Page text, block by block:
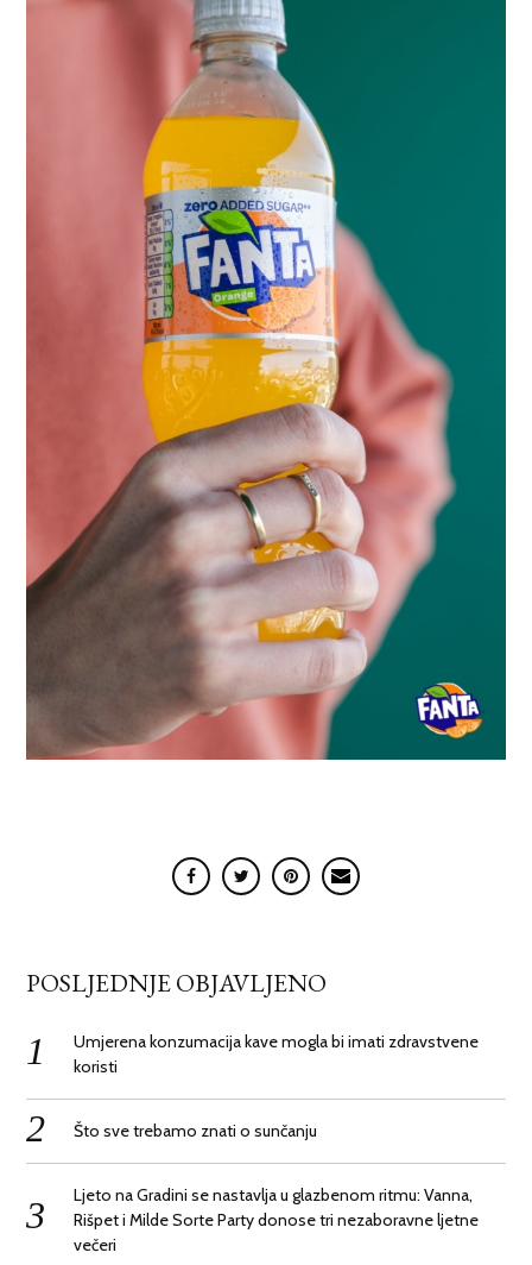
POSLJEDNJE OBJAVLJENO
Umjerena konzumacija kave mogla bi imati zdravstvene
koristi
Što sve trebamo znati o sunčanju
Ljeto na Gradini se nastavlja u glazbenom ritmu: Vanna,
Rišpet i Milde Sorte Party donose tri nezaboravne ljetne
večeri